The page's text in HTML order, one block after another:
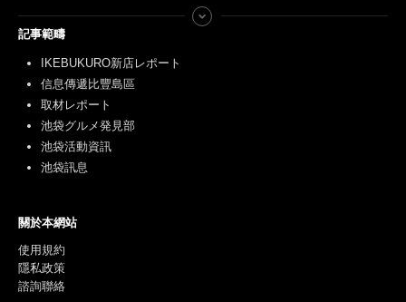
記事範疇
IKEBUKURO新店レポート
信息傳遞比豐島區
取材レポート
池袋グルメ発見部
池袋活動資訊
池袋訊息
關於本網站
使用規約
隱私政策
諮詢聯絡